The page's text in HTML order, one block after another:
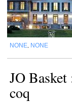
NONE NONE
JO
coq